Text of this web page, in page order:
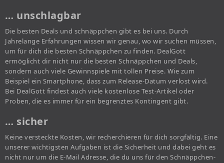
… unschlagbar
Die besten Deals und schnäppchen gibt es bei uns. Durch
Jahrelange Erfahrungen wissen wir genau, wo wir suchen müssen,
um für dich die besten Schnäppchen zu finden. DealGott
ermöglicht dir nicht nur die besten Schnäppchen und Deals,
sondern auch viele Gewinnspiele mit tollen Preise. Wie zum
Beispiel ein Smartphone, dass zum Release-Datum verlost wird.
Bei DealGott findest auch viele kostenlose Test-Artikel oder
Proben, die es immer für ein begrenztes Kontingent gibt.
… sicher
Keine versteckte Kosten, wir recherchieren für dich sorgfältig. Eine
unserer wichtigsten Aufgaben ist die Sicherheit und dabei geht es
nicht nur um die E-Mail Adresse, die du uns für den Schnäppchen-